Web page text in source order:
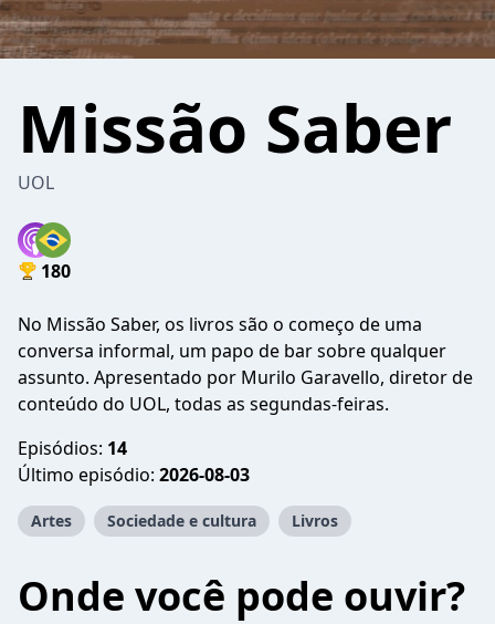
Missão Saber
UOL
180
No Missão Saber, os livros são o começo de uma
conversa informal, um papo de bar sobre qualquer
assunto. Apresentado por Murilo Garavello, diretor de
conteúdo do UOL, todas as segundas-feiras.
Episódios: 14
Último episódio: 2026-08-03
Artes Sociedade e cultura Livros
Onde você pode ouvir?